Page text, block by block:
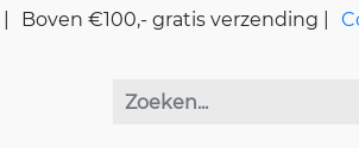
Boven €100,- gratis verzending |